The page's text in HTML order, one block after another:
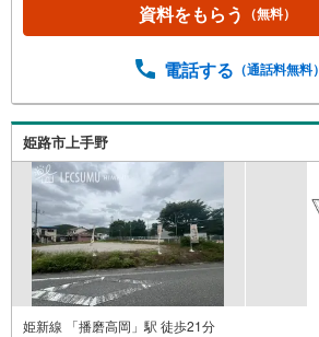
資料をもらう （無料）
電話する （通話料無料）
姫路市上手野
姫新線 「播磨高岡」駅 徒歩21分